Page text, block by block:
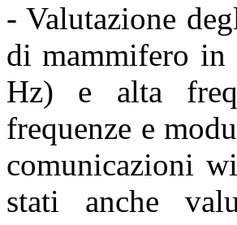
- Valutazione
di mammifero
Hz) e alta
frequenze e
comunicazioni
stati anche